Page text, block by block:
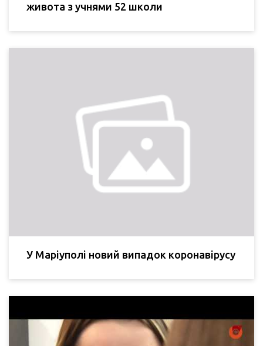
живота з учнями 52 школи
У Маріуполі новий випадок коронавірусу